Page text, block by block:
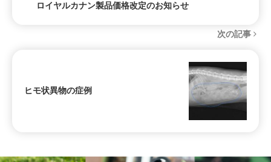
ロイヤルカナン製品価格改定のお知らせ
次の記事
ヒモ状異物の症例